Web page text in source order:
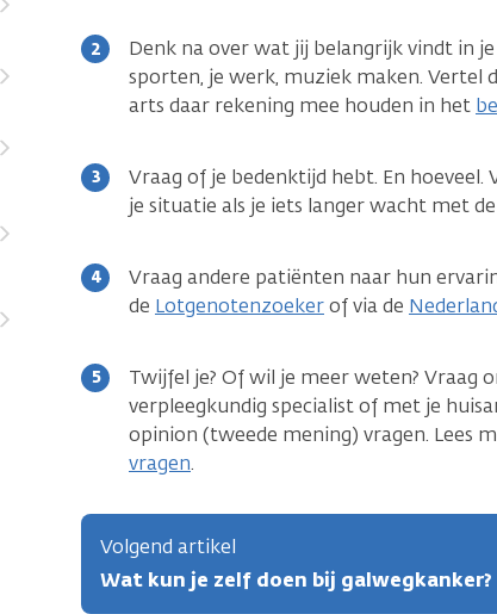
Denk na over wat jij belangrijk vindt in
sporten, je werk, muziek maken. Vertel
arts daar rekening mee houden in het
Vraag of je bedenktijd hebt. En
je situatie als je iets langer wacht met
Vraag andere patiënten naar hun
de Lotgenotenzoekerof via de
Twijfel je? Of wil je meer weten? Vraag
verpleegkundig specialist of met je
opinion (tweede mening) vragen. Lees
vragen.
Volgend artikel
Wat kun je zelf doen bij galwegkanker?